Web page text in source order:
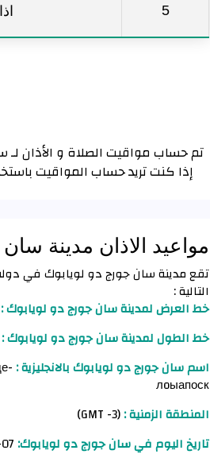
5
إذا كنت تريد حساب المواقيت
مواعيد الاذان مدينة
التالية :
خط العرض لمدينة سان جورج دو لويابوك :
خط الطول لمدينة سان جورج دو لويابوك :
اسم سان جورج دو لويابوك بالانجليزية :
лoыапоск
المنطقة الزمنية :(GMT -3)
تاريخ اليوم في سان جورج دو لويابوك: